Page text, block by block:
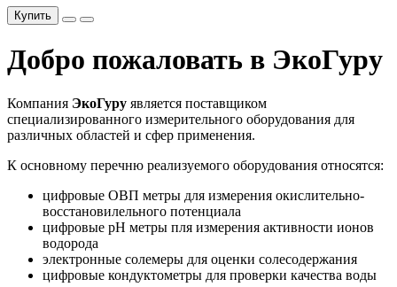
Купить
Добро пожаловать в ЭкоГуру
Компания ЭкоГуру является поставщиком
специализированного измерительного оборудования для
различных областей и сфер применения.
К основному перечню реализуемого оборудования относятся:
цифровые ОВП метры для измерения окислительно-
восстановилельного потенциала
цифровые pH метры пля измерения активности ионов
водорода
электронные солемеры для оценки солесодержания
цифровые кондуктометры для проверки качества воды